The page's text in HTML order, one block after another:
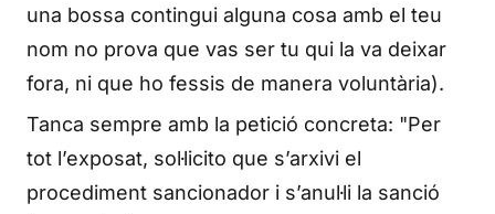
una bossa contingui alguna cosa amb el teu
nom no prova que vas ser tu qui la va deixar
fora, ni que ho fessis de manera voluntària).
Tanca sempre amb la petició concreta: "Per
tot l’exposat, sol·licito que s’arxivi el
procediment sancionador i s’anul·li la sanció